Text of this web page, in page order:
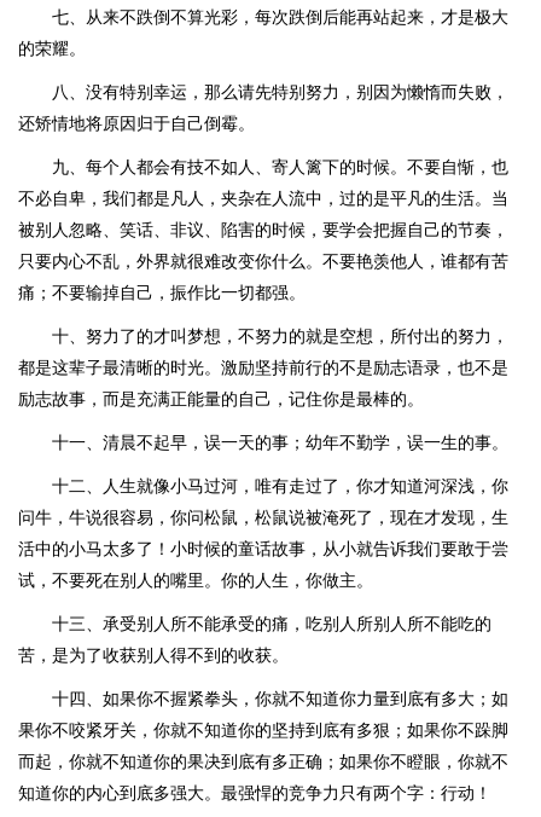
七、从来不跌倒不算光彩，每次跌倒后能再站起来，才是极大
的荣耀。
八、没有特别幸运，那么请先特别努力，别因为懒惰而失败，
还矫情地将原因归于自己倒霉。
九、每个人都会有技不如人、寄人篱下的时候。不要自惭，也
不必自卑，我们都是凡人，夹杂在人流中，过的是平凡的生活。当
被别人忽略、笑话、非议、陷害的时候，要学会把握自己的节奏，
只要内心不乱，外界就很难改变你什么。不要艳羡他人，谁都有苦
痛；不要输掉自己，振作比一切都强。
十、努力了的才叫梦想，不努力的就是空想，所付出的努力，
都是这辈子最清晰的时光。激励坚持前行的不是励志语录，也不是
励志故事，而是充满正能量的自己，记住你是最棒的。
十一、清晨不起早，误一天的事；幼年不勤学，误一生的事。
十二、人生就像小马过河，唯有走过了，你才知道河深浅，你
问牛，牛说很容易，你问松鼠，松鼠说被淹死了，现在才发现，生
活中的小马太多了！小时候的童话故事，从小就告诉我们要敢于尝
试，不要死在别人的嘴里。你的人生，你做主。
十三、承受别人所不能承受的痛，吃别人所别人所不能吃的
苦，是为了收获别人得不到的收获。
十四、如果你不握紧拳头，你就不知道你力量到底有多大；如
果你不咬紧牙关，你就不知道你的坚持到底有多狠；如果你不跺脚
而起，你就不知道你的果决到底有多正确；如果你不瞪眼，你就不
知道你的内心到底多强大。最强悍的竞争力只有两个字：行动！